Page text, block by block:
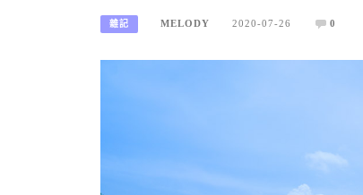
雜記 MELODY 2020-07-26 0